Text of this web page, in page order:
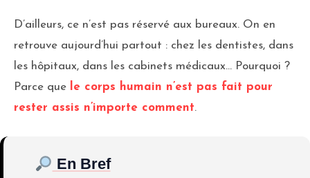
D’ailleurs, ce n’est pas réservé aux bureaux. On en
retrouve aujourd’hui partout : chez les dentistes, dans
les hôpitaux, dans les cabinets médicaux… Pourquoi ?
Parce que le corps humain n’est pas fait pour
rester assis n’importe comment.
En Bref